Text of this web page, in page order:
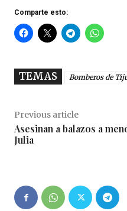
e
Comparte esto:
TEMAS Bomberos de
Previous article
Asesinan a balazos a
Julia